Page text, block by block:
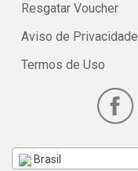
Resgatar Voucher
Aviso de Privacidade
Termos de Uso
Brasil